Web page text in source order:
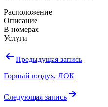
Расположение
Описание
В номерах
Услуги
Навигация
записям
Предыдущая запись
Горный воздух, ЛОК
Следующая запись